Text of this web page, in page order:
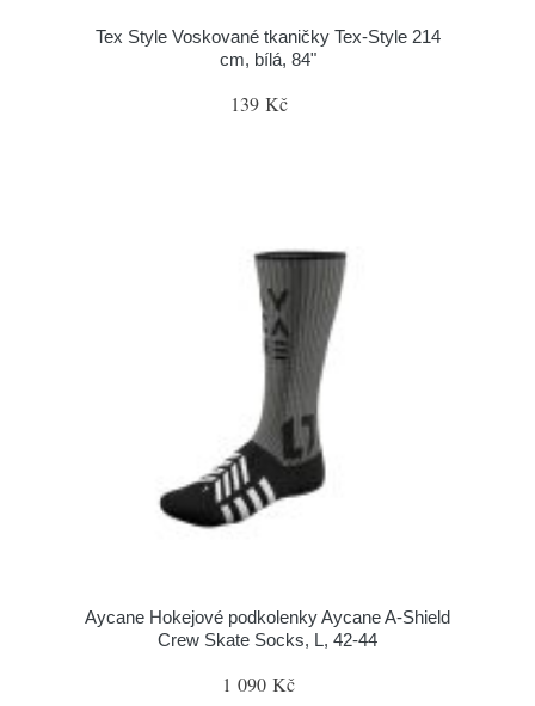
Tex Style Voskované tkaničky Tex-Style 214
cm, bílá, 84"
139 Kč
Aycane Hokejové podkolenky Aycane A-Shield
Crew Skate Socks, L, 42-44
1 090 Kč